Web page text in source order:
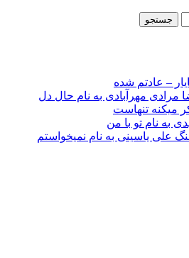
– عادتم شده
مرادی مهرآبادی به نام حال دل
میکنه تنهاست
به نام تو با من
علی یاسینی به نام نمیخواستم